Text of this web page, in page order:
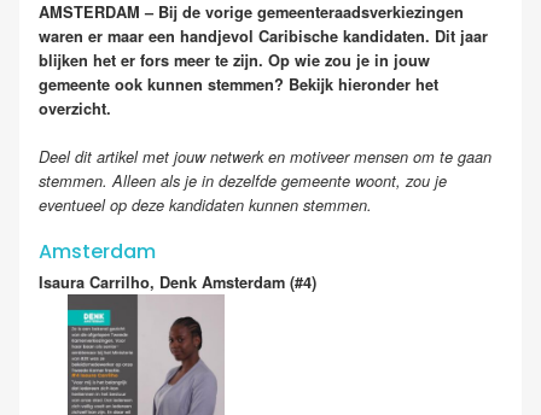
AMSTERDAM – Bij de vorige gemeenteraadsverkiezingen
waren er maar een handjevol Caribische kandidaten. Dit jaar
blijken het er fors meer te zijn. Op wie zou je in jouw
gemeente ook kunnen stemmen? Bekijk hieronder het
overzicht.
Deel dit artikel met jouw netwerk en motiveer mensen om te gaan
stemmen. Alleen als je in dezelfde gemeente woont, zou je
eventueel op deze kandidaten kunnen stemmen.
Amsterdam
Isaura Carrilho, Denk Amsterdam (#4)